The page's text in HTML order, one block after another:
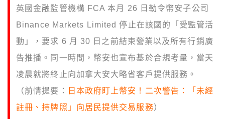
英國金融監管機構 FCA 本月 26 日勒令幣安子公司
Binance Markets Limited 停止在該國的「受監管活
動」，要求 6 月 30 日之前結束營業以及所有行銷廣
告推播。同一時間，幣安也宣布基於合規考量，當天
凌晨就將終止向加拿大安大略省客戶提供服務。
（前情提要：
日本政府盯上幣安！二次警告：「未經
註冊、持牌照」向居民提供交易服務）